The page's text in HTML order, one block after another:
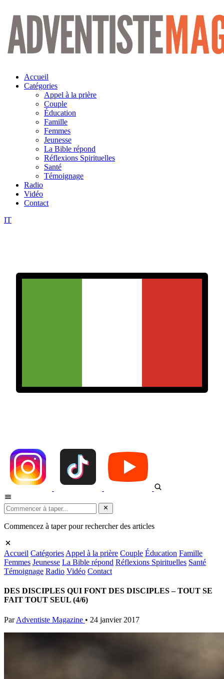
Aller
contenu
Accueil
Catégories
Appel à la prière
Couple
Éducation
Famille
Femmes
Jeunesse
La Bible répond
Réflexions Spirituelles
Santé
Témoignage
Radio
Vidéo
Contact
IT
Commencez à taper pour rechercher des articles
Accueil Catégories Appel à la prière Couple Éducation Famille
Femmes Jeunesse La Bible répond Réflexions Spirituelles Santé
Témoignage Radio Vidéo Contact
DES DISCIPLES QUI FONT DES DISCIPLES – TOUT SE
FAIT TOUT SEUL (4/6)
Par Adventiste Magazine • 24 janvier 2017